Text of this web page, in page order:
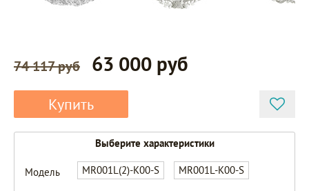
74 117 руб 63 000 руб
Купить
Выберите характеристики
Модель MR001L(2)-K00-S
MR001L-K00-S
MR001L(2)-
K00-S